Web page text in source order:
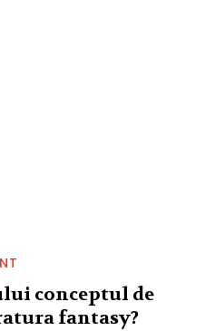
conceptul de
fantasy?